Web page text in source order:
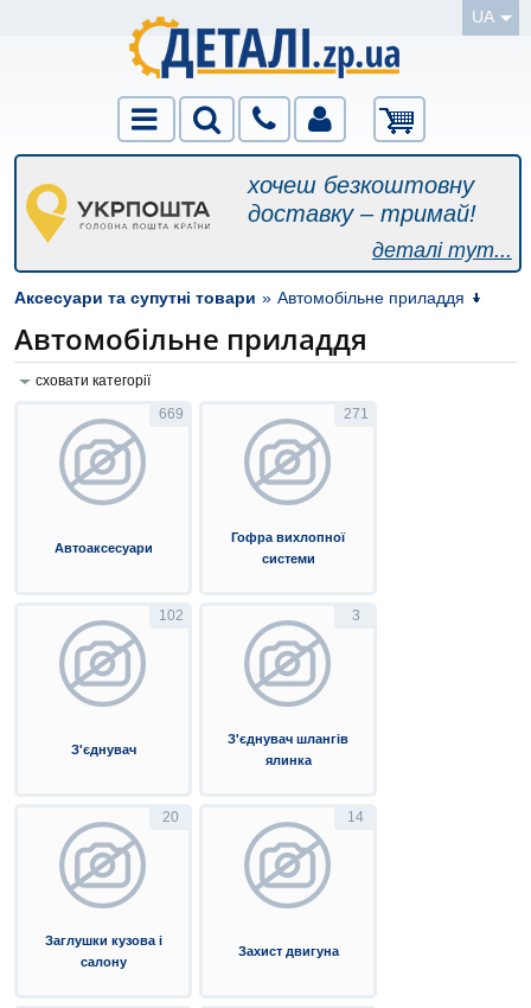
UA
хочеш безкоштовну
доставку – тримай!
деталі тут...
Аксесуари та супутні товари » Автомобільне приладдя
Автомобільне приладдя
сховати категорії
669
Автоаксесуари
271
Гофра вихлопної
системи
102
З'єднувач
3
З'єднувач шлангів
ялинка
20
Заглушки кузова і
салону
14
Захист двигуна